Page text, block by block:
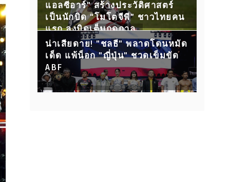
แอลซีอาร์” สร้างประวัติศาสตร์
เป็นนักบิด “โมโตจีพี” ชาวไทยคน
แรก ลงบิดเต็มฤดูกาล
น่าเสียดาย! "ชลธี" พลาดโดนหมัด
เด็ด แพ้น็อก "ญี่ปุ่น" ชวดเข็มขัด
ABF